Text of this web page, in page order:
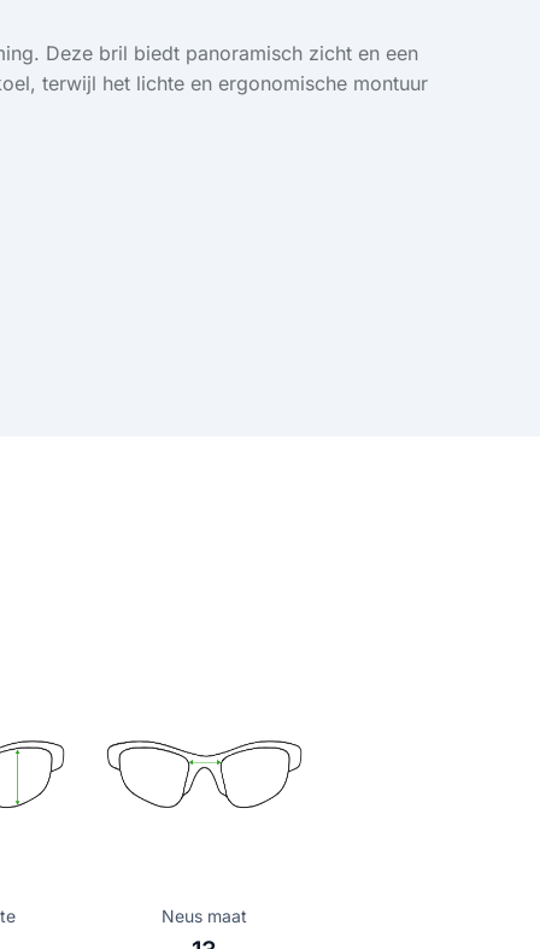
Deze bril biedt panoramisch zicht en een
terwijl het lichte en ergonomische montuur
Neus maat